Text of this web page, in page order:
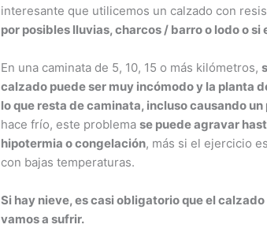
interesante que utilicemos un calzado con
por posibles lluvias, charcos / barro o lodo o si
En una caminata de 5, 10, 15 o más kilómetros,
calzado puede ser muy incómodo y la planta
lo que resta de caminata, incluso causando
hace frío, este problemase puede agravar
hipotermia o congelación, más si el ejercicio
con bajas temperaturas.
Si hay nieve, es casi obligatorio que el
vamos a sufrir.